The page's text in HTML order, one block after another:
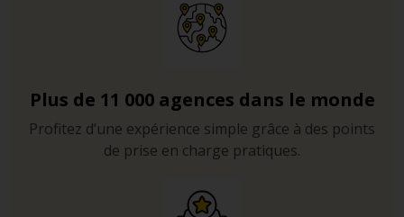
Plus de 11 000 agences dans le monde
Profitez d’une expérience simple grâce à des points
de prise en charge pratiques.